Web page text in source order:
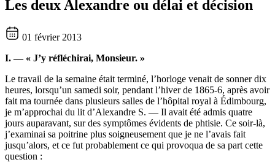
Les deux Alexandre ou délai et décision
01 février 2013
I. — « J’y réfléchirai, Monsieur. »
Le travail de la semaine était terminé, l’horloge venait de sonner dix
heures, lorsqu’un samedi soir, pendant l’hiver de 1865-6, après avoir
fait ma tournée dans plusieurs salles de l’hôpital royal à Édimbourg,
je m’approchai du lit d’Alexandre S. — Il avait été admis quatre
jours auparavant, sur des symptômes évidents de phtisie. Ce soir-là,
j’examinai sa poitrine plus soigneusement que je ne l’avais fait
jusqu’alors, et ce fut probablement ce qui provoqua de sa part cette
question :